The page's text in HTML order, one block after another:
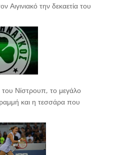
Αιγινιακό την δεκαετία του
Νίστρουπ, το μεγάλο
και η τεσσάρα που